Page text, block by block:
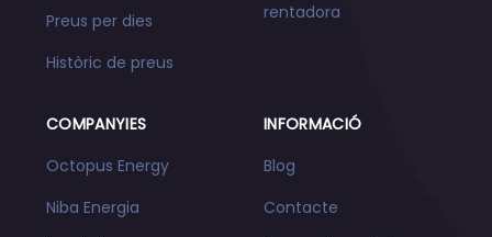
Preus per dies
Històric de preus
rentadora
COMPANYIES
Octopus Energy
Niba Energia
INFORMACIÓ
Blog
Contacte